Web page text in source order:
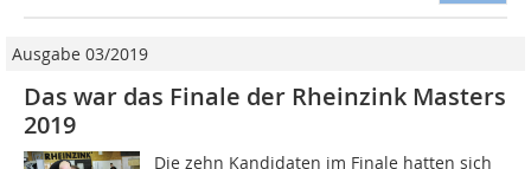
Ausgabe 03/2019
Das war das Finale der Rheinzink Masters
2019
Die zehn Kandidaten im Finale hatten sich